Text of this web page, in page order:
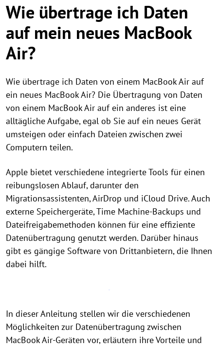
Wie übertrage ich Daten
auf mein neues MacBook
Air?
Wie übertrage ich Daten von einem MacBook Air auf
ein neues MacBook Air? Die Übertragung von Daten
von einem MacBook Air auf ein anderes ist eine
alltägliche Aufgabe, egal ob Sie auf ein neues Gerät
umsteigen oder einfach Dateien zwischen zwei
Computern teilen.
Apple bietet verschiedene integrierte Tools für einen
reibungslosen Ablauf, darunter den
Migrationsassistenten, AirDrop und iCloud Drive. Auch
externe Speichergeräte, Time Machine-Backups und
Dateifreigabemethoden können für eine effiziente
Datenübertragung genutzt werden. Darüber hinaus
gibt es gängige Software von Drittanbietern, die Ihnen
dabei hilft.
In dieser Anleitung stellen wir die verschiedenen
Möglichkeiten zur Datenübertragung zwischen
MacBook Air-Geräten vor, erläutern ihre Vorteile und